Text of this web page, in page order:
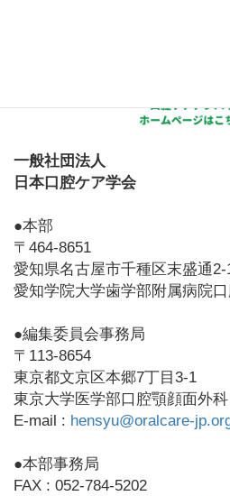
一般社団法人
日本口腔ケア学会
●本部
〒464-8651
愛知県名古屋市千種区末盛通2-
愛知学院大学歯学部附属病院
●編集委員会事務局
〒113-8654
東京都文京区本郷7丁目3-1
東京大学医学部口腔顎顔面外科
E-mail : hensyu@oralcare-
●本部事務局
FAX : 052-784-5202